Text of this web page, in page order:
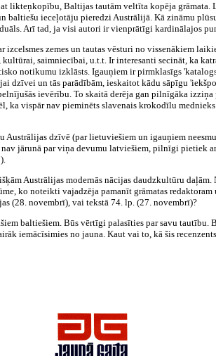
Baltijas tautām veltīta kopēja grāmata.
baltiešu ieceļotāju pieredzi Austrālijā. Kā zināmu
Arī tad, ja visi autori ir vienprātīgi kardinālajos
zemes un tautas vēsturi no vissenākiem
saimniecībai, u.t.t. Ir interesanti secināt, ka
notikumu izklāsts. Igauņiem ir pirmklasīgs
dzīvei un tās parādībām, ieskaitot kādu sāpīgu
ievērību. To skaitā derēja gan pilnīgāka
ka vispār nav pieminēts slavenais krokodīlu
dzīvē (par lietuviešiem un igauņiem
jārunā par viņa devumu latviešiem, pilnīgi pietiek
Austrālijas modernās nācijas daudzkultūru
ko noteikti vajadzēja pamanīt grāmatas
(28. novembrī), vai tekstā 74. lp. (27. novembrī)?
baltiešiem. Būs vērtīgi palasīties par savu
iemācīsimies no jauna. Kaut vai to, kā šis